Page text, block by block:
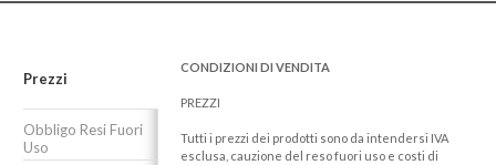
Prezzi
Obbligo Resi Fuori
Uso
CONDIZIONI DI VENDITA
PREZZI
Tutti i prezzi dei prodotti sono da intendersi IVA
esclusa, cauzione del reso fuori uso e costi di